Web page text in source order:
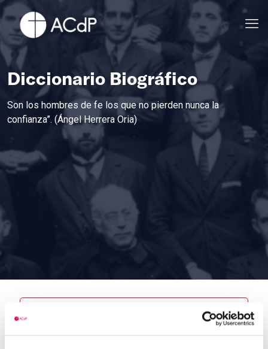
Diccionario Biográfico
Son los hombres de fe los que no pierden nunca la
confianza”. (Ángel Herrera Oria)